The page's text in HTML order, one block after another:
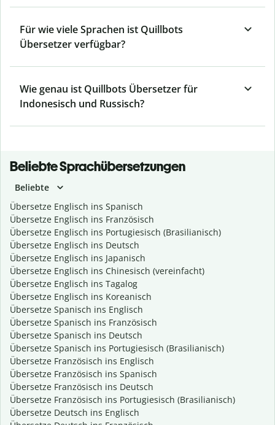
Für wie viele Sprachen ist Quillbots
Übersetzer verfügbar?
Wie genau ist Quillbots Übersetzer für
Indonesisch und Russisch?
Beliebte Sprachübersetzungen
Beliebte
Übersetze Englisch ins Spanisch
Übersetze Englisch ins Französisch
Übersetze Englisch ins Portugiesisch (Brasilianisch)
Übersetze Englisch ins Deutsch
Übersetze Englisch ins Japanisch
Übersetze Englisch ins Chinesisch (vereinfacht)
Übersetze Englisch ins Tagalog
Übersetze Englisch ins Koreanisch
Übersetze Spanisch ins Englisch
Übersetze Spanisch ins Französisch
Übersetze Spanisch ins Deutsch
Übersetze Spanisch ins Portugiesisch (Brasilianisch)
Übersetze Französisch ins Englisch
Übersetze Französisch ins Spanisch
Übersetze Französisch ins Deutsch
Übersetze Französisch ins Portugiesisch (Brasilianisch)
Übersetze Deutsch ins Englisch